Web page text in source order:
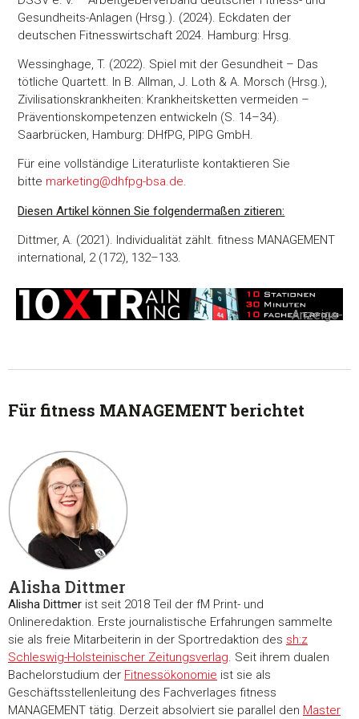
Gesundheits-Anlagen (Hrsg.). (2024). Eckdaten der
deutschen Fitnesswirtschaft 2024. Hamburg: Hrsg.
Wessinghage, T. (2022). Spiel mit der Gesundheit – Das
tötliche Quartett. In B. Allman, J. Loth & A. Morsch (Hrsg.),
Zivilisationskrankheiten: Krankheitsketten vermeiden –
Präventionskompetenzen entwickeln (S. 14–34).
Saarbrücken, Hamburg: DHfPG, PIPG GmbH.
Für eine vollständige Literaturliste kontaktieren Sie
bitte marketing@dhfpg-bsa.de.
Diesen Artikel können Sie folgendermaßen zitieren:
Dittmer, A. (2021). Individualität zählt. fitness MANAGEMENT
international, 2 (172), 132–133.
-Anzeige-
Für fitness MANAGEMENT berichtet
Alisha Dittmer
Alisha Dittmer ist seit 2018 Teil der fM Print- und
Onlineredaktion. Erste journalistische Erfahrungen sammelte
sie als freie Mitarbeiterin in der Sportredaktion des sh:z
Schleswig-Holsteinischer Zeitungsverlag. Seit ihrem dualen
Bachelorstudium der Fitnessökonomie ist sie als
Geschäftsstellenleitung des Fachverlages fitness
MANAGEMENT tätig. Derzeit absolviert sie parallel den Master